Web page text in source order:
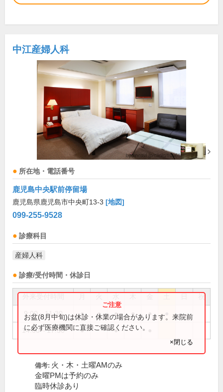
中江産婦人科
所在地・電話番号
鹿児島中央駅前停留場
鹿児島県鹿児島市中央町13-3 [地図]
099-255-9528
診療科目
産婦人科
診療/受付時間・休診日
祝
9:00～11:30 ● ● ● ● ●
14:00～17:30 ● ●
お盆(8月中旬)は休診・休業の場合があります。来院前
に必ず医療機関に直接ご確認ください。
×閉じる
備考: 火・木・土曜AMのみ
金曜PMは予約のみ
臨時休診あり